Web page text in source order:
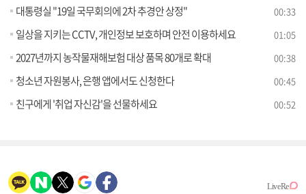
대통령실 "19일 국무회의에 2차 추경안 상정" 00:33
일상을 지키는 CCTV, 개인정보 보호하며 안전 이용하세요 01:05
2027년까지 농작물재해보험 대상 품목 80개로 확대 00:38
청소년 자원봉사, 은행 앱에서도 신청한다 00:45
친구에게 '취업 자신감'을 선물하세요 00:52